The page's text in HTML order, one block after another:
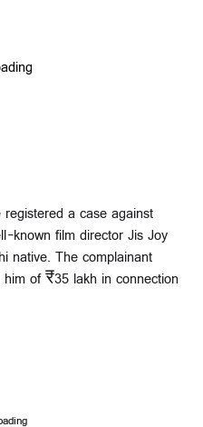
a case against
known film director Jis Joy
native. The complainant
of ₹35 lakh in connection